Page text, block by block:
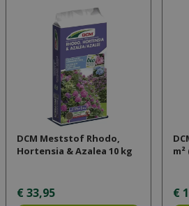
DCM Meststof Rhodo,
Hortensia & Azalea 10 kg
€ 33,95
m²
€